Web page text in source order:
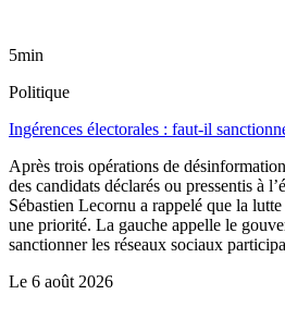
5min
Politique
Ingérences électorales : faut-il
Après trois opérations de
des candidats déclarés ou pressentis à
Sébastien Lecornu a rappelé que la
une priorité. La gauche appelle le
sanctionner les réseaux sociaux
Le 6 août 2026